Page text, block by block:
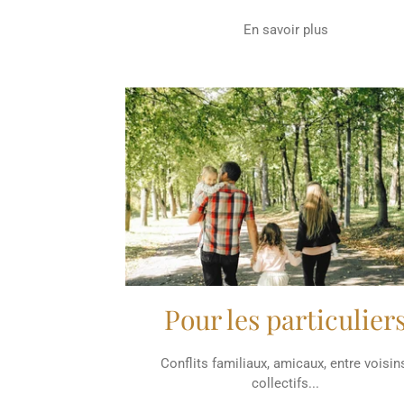
En savoir plus
Pour les
Conflits familiaux, amicaux, entre
collectifs...